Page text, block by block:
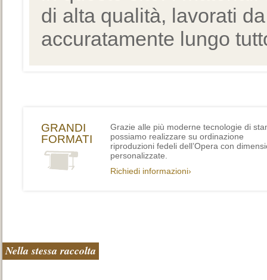
di alta qualità, lavorati
accuratamente lungo
GRANDI
FORMATI
Grazie alle più moderne tecnologie di
possiamo realizzare su ordinazione
riproduzioni fedeli dell’Opera con
personalizzate.
Richiedi informazioni›
Nella stessa raccolta